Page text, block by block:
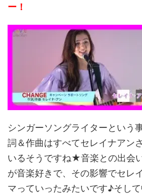
ー！
シンガーソングライターという
詞＆作曲はすべてセレイナアン
いるそうですね★音楽との出会
が音楽好きで、その影響でセレ
マっていったみたいです♪そし